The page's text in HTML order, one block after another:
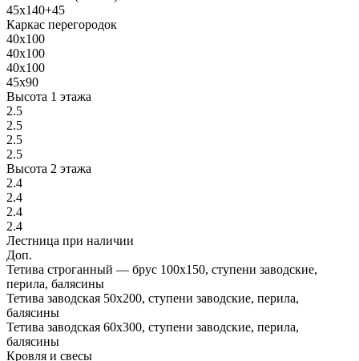
45х140+45
Каркас перегородок
40х100
40х100
40х100
45х90
Высота 1 этажа
2.5
2.5
2.5
2.5
Высота 2 этажа
2.4
2.4
2.4
2.4
Лестница при наличии
Доп.
Тетива строганный — брус 100х150, ступени заводские,
перила, балясины
Тетива заводская 50х200, ступени заводские, перила,
балясины
Тетива заводская 60х300, ступени заводские, перила,
балясины
Кровля и свесы